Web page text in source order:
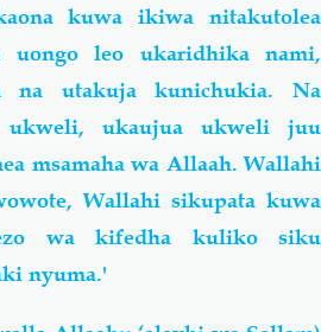
kuwa ikiwa nitakutolea
uongo leo ukaridhika nami,
na utakuja kunichukia. Na
ukweli, ukaujua ukweli juu
msamaha wa Allaah. Wallahi
Wallahi sikupata kuwa
wa kifedha kuliko siku
nyuma.'